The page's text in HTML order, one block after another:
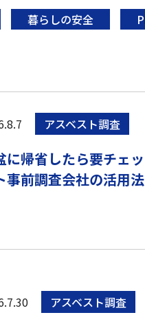
暮らしの安全
アスベスト調査
に帰省したら要チェ
事前調査会社の活用法
アスベスト調査